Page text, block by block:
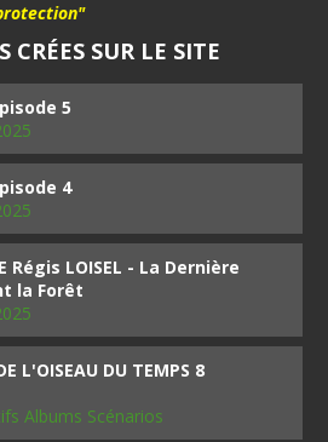
CRÉES SUR LE SITE
5
4
Régis LOISEL - La Dernière
la Forêt
L'OISEAU DU TEMPS 8
Albums Scénarios